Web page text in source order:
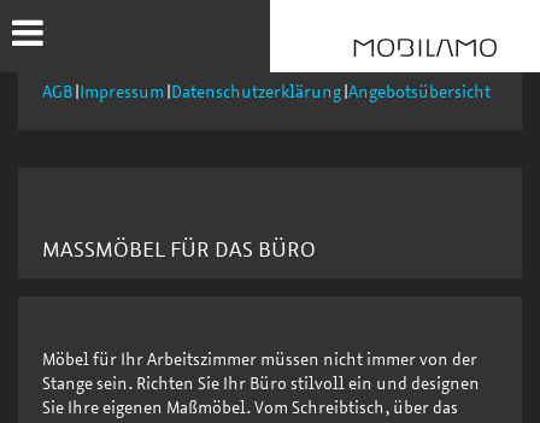
AGB Impressum Datenschutzerklärung Angebotsübersicht
MASSMÖBEL FÜR DAS BÜRO
Möbel für Ihr Arbeitszimmer müssen nicht immer von der
Stange sein. Richten Sie Ihr Büro stilvoll ein und designen
Sie Ihre eigenen Maßmöbel. Vom Schreibtisch, über das